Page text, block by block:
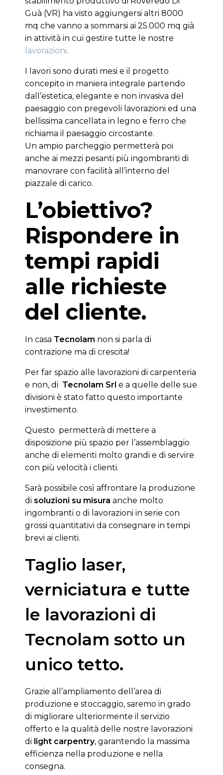
Guà (VR) ha visto aggiungersi altri 8000
mq che vanno a sommarsi ai 25.000 mq già
in attività in cui gestire tutte le nostre
lavorazioni.
I lavori sono durati mesi e il progetto
concepito in maniera integrale partendo
dall’estetica, elegante e non invasiva del
paesaggio con pregevoli lavorazioni ed una
bellissima cancellata in legno e ferro che
richiama il paesaggio circostante.
Un ampio parcheggio permetterà poi
anche ai mezzi pesanti più ingombranti di
manovrare con facilità all’interno del
piazzale di carico.
L’obiettivo?
Rispondere in
tempi rapidi
alle richieste
del cliente.
In casa Tecnolam non si parla di
contrazione ma di crescita!
Per far spazio alle lavorazioni di carpenteria
e non, di Tecnolam Srl e a quelle delle sue
divisioni è stato fatto questo importante
investimento.
Questo permetterà di mettere a
disposizione più spazio per l’assemblaggio
anche di elementi molto grandi e di servire
con più velocità i clienti.
Sarà possibile così affrontare la produzione
di soluzioni su misura anche molto
ingombranti o di lavorazioni in serie con
grossi quantitativi da consegnare in tempi
brevi ai clienti.
Taglio laser,
verniciatura e tutte
le lavorazioni di
Tecnolam sotto un
unico tetto.
Grazie all’ampliamento dell’area di
produzione e stoccaggio, saremo in grado
di migliorare ulteriormente il servizio
offerto e la qualità delle nostre lavorazioni
di light carpentry, garantendo la massima
efficienza nella produzione e nella
consegna.